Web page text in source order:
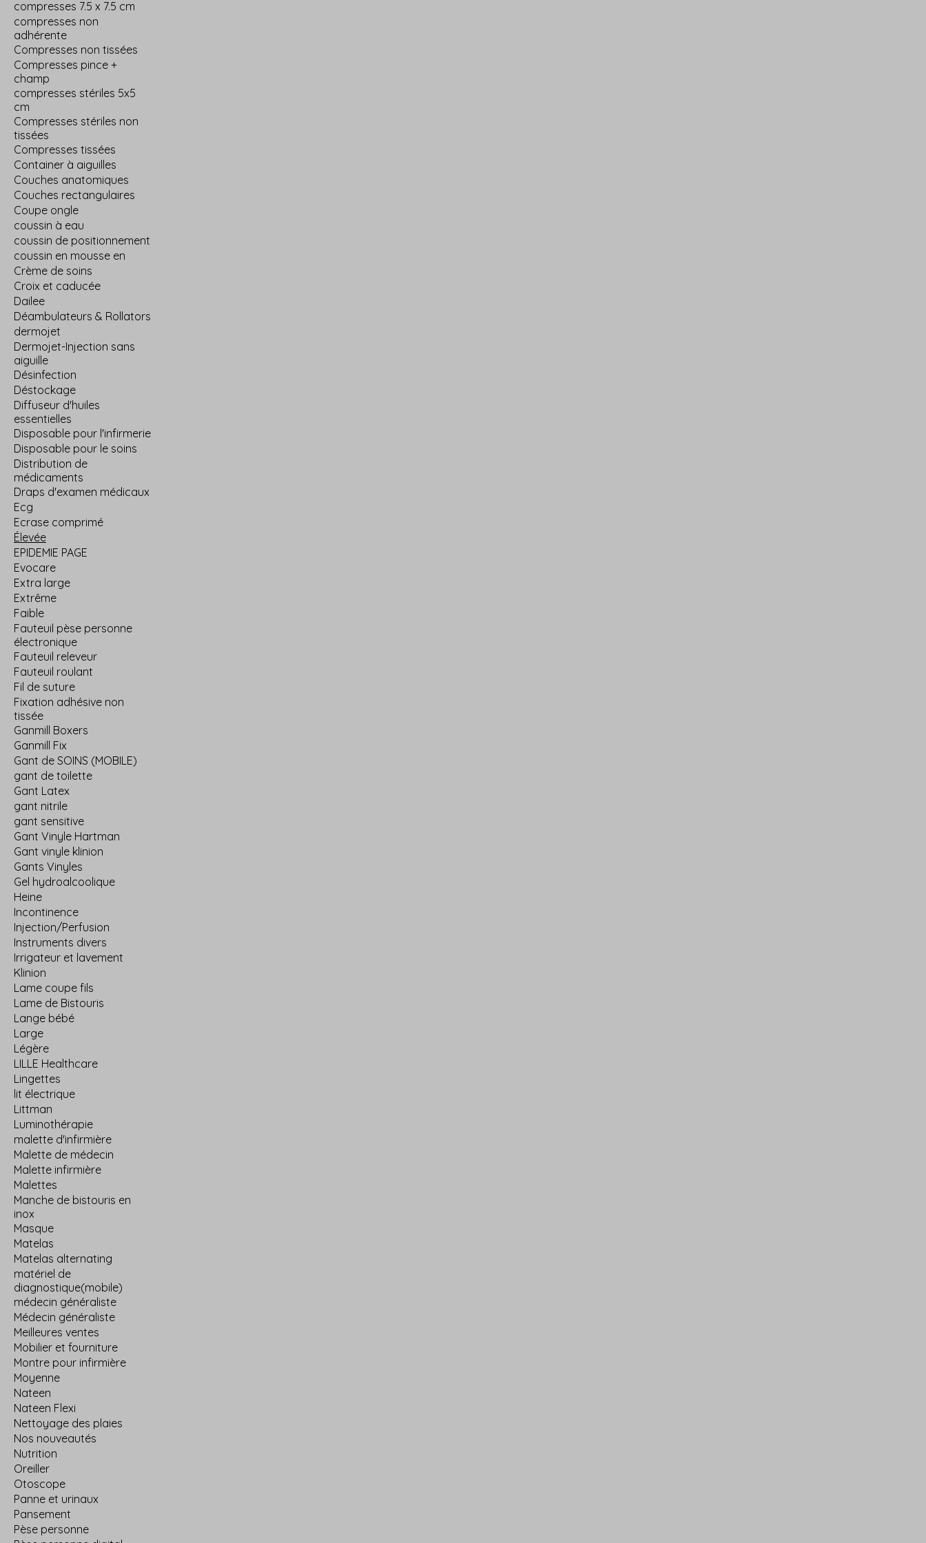
compresses 7.5 x 7.5 cm
compresses non
adhérente
Compresses non tissées
Compresses pince +
champ
compresses stériles 5x5
cm
Compresses stériles non
tissées
Compresses tissées
Container à aiguilles
Couches anatomiques
Couches rectangulaires
Coupe ongle
coussin à eau
coussin de positionnement
coussin en mousse en
Crème de soins
Croix et caducée
Dailee
Déambulateurs & Rollators
dermojet
Dermojet-Injection sans
aiguille
Désinfection
Déstockage
Diffuseur d'huiles
essentielles
Disposable pour l'infirmerie
Disposable pour le soins
Distribution de
médicaments
Draps d'examen médicaux
Ecg
Ecrase comprimé
Élevée
EPIDEMIE PAGE
Evocare
Extra large
Extrême
Faible
Fauteuil pèse personne
électronique
Fauteuil releveur
Fauteuil roulant
Fil de suture
Fixation adhésive non
tissée
Ganmill Boxers
Ganmill Fix
Gant de SOINS (MOBILE)
gant de toilette
Gant Latex
gant nitrile
gant sensitive
Gant Vinyle Hartman
Gant vinyle klinion
Gants Vinyles
Gel hydroalcoolique
Heine
Incontinence
Injection/Perfusion
Instruments divers
Irrigateur et lavement
Klinion
Lame coupe fils
Lame de Bistouris
Lange bébé
Large
Légère
LILLE Healthcare
Lingettes
lit électrique
Littman
Luminothérapie
malette d'infirmière
Malette de médecin
Malette infirmière
Malettes
Manche de bistouris en
inox
Masque
Matelas
Matelas alternating
matériel de
diagnostique(mobile)
médecin généraliste
Médecin généraliste
Meilleures ventes
Mobilier et fourniture
Montre pour infirmière
Moyenne
Nateen
Nateen Flexi
Nettoyage des plaies
Nos nouveautés
Nutrition
Oreiller
Otoscope
Panne et urinaux
Pansement
Pèse personne